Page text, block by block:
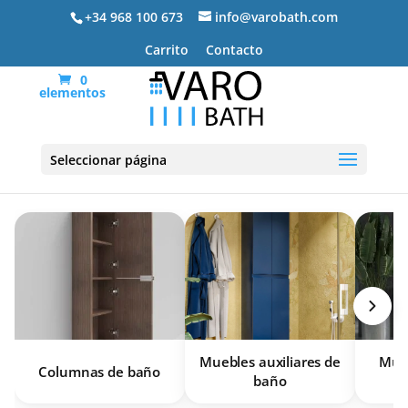
+34 968 100 673
info@varobath.com
Carrito
Contacto
0
elementos
Seleccionar páginaMuebles de baño
Columnas de baño
Muebles auxiliares de
baño